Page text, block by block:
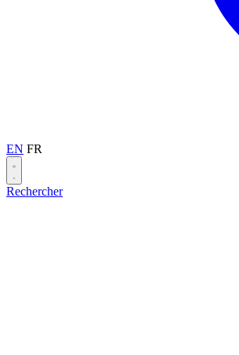
EN FR
Rechercher